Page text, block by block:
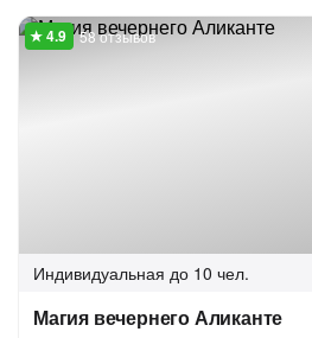
58 отзывов
Индивидуальная до 10 чел.
Магия вечернего Аликанте